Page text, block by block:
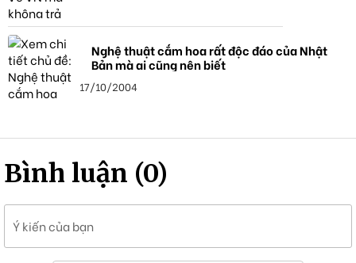
Nghệ thuật cắm hoa rất độc đáo của Nhật
Bản mà ai cũng nên biết
17/10/2004
Bình luận (0)
Ý kiến của bạn